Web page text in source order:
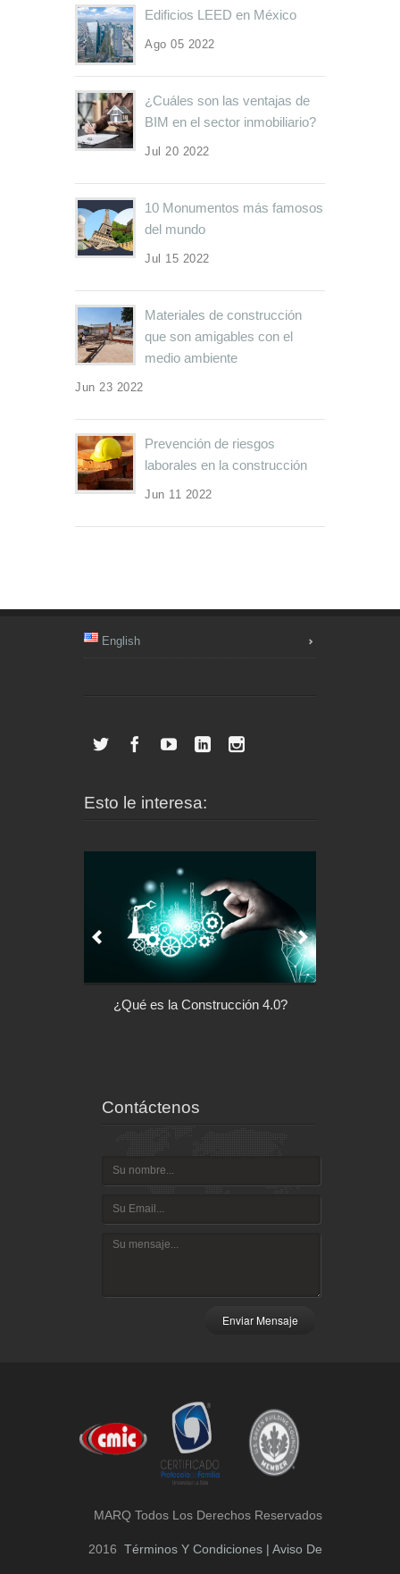
Edificios LEED en México
Ago 05 2022
¿Cuáles son las ventajas de
BIM en el sector inmobiliario?
Jul 20 2022
10 Monumentos más famosos
del mundo
Jul 15 2022
Materiales de construcción
que son amigables con el
medio ambiente
Jun 23 2022
Prevención de riesgos
laborales en la construcción
Jun 11 2022
English
Esto le interesa:
¿Qué es la Construcción 4.0?
Contáctenos
Enviar Mensaje
MARQ Todos Los Derechos Reservados
2016 Términos Y Condiciones | Aviso De